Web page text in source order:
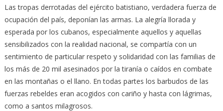
Las tropas derrotadas del ejército batistiano, verdadera fuerza de
ocupación del país, deponían las armas. La alegría llorada y
esperada por los cubanos, especialmente aquellos y aquellas
sensibilizados con la realidad nacional, se compartía con un
sentimiento de particular respeto y solidaridad con las familias de
los más de 20 mil asesinados por la tiranía o caídos en combate
en las montañas o el llano. En todas partes los barbudos de las
fuerzas rebeldes eran acogidos con cariño y hasta con lágrimas,
como a santos milagrosos.